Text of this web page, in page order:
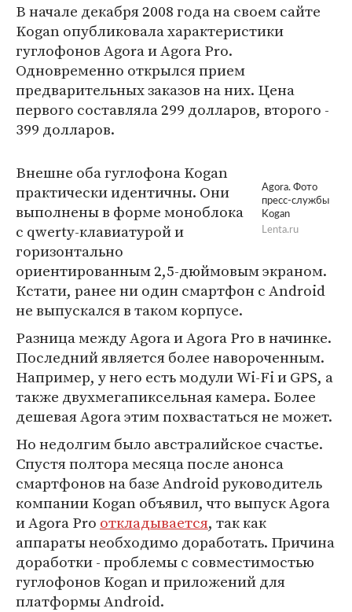
В начале декабря 2008 года на своем сайте
Kogan опубликовала характеристики
гуглофонов Agora и Agora Pro.
Одновременно открылся прием
предварительных заказов на них. Цена
первого составляла 299 долларов, второго -
399 долларов.
Agora. Фото
пресс-службы
Kogan
Lenta.ru
Внешне оба гуглофона Kogan
практически идентичны. Они
выполнены в форме моноблока
с qwerty-клавиатурой и
горизонтально
ориентированным 2,5-дюймовым экраном.
Кстати, ранее ни один смартфон с Android
не выпускался в таком корпусе.
Разница между Agora и Agora Pro в начинке.
Последний является более навороченным.
Например, у него есть модули Wi-Fi и GPS, а
также двухмегапиксельная камера. Более
дешевая Agora этим похвастаться не может.
Но недолгим было австралийское счастье.
Спустя полтора месяца после анонса
смартфонов на базе Android руководитель
компании Kogan объявил, что выпуск Agora
и Agora Pro откладывается, так как
аппараты необходимо доработать. Причина
доработки - проблемы с совместимостью
гуглофонов Kogan и приложений для
платформы Android.